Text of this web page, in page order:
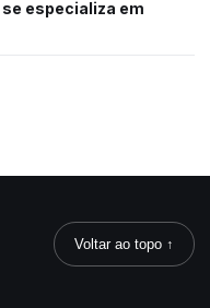
especializa em
Voltar ao topo ↑